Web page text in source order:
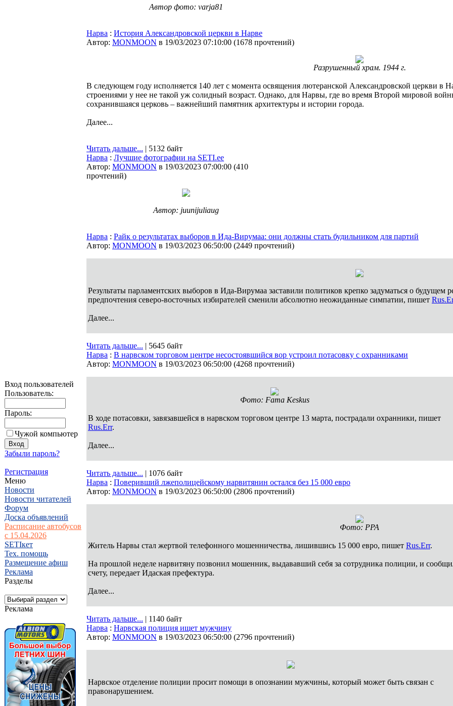
Вход пользователей
Пользователь:
Пароль:
Чужой компьютер
Забыли пароль?
Регистрация
Меню
Новости
Новости читателей
Форум
Доска объявлений
Расписание автобусов
с 15.04.2026
SETIкет
Тех. помощь
Размещение афиш
Реклама
Разделы
Реклама
Автор фото: varja81
Нарва : История Александровской церкви в Нарве
Автор: MONMOON в 19/03/2023 07:10:00 (1678 прочтений)
Разрушенный храм. 1944 г.
В следующем году исполняется 140 лет с момента освящения лютеранской Александровской церкви в
строениями у нее не такой уж солидный возраст. Однако, для Нарвы, где во время Второй мировой
сохранившаяся церковь – важнейший памятник архитектуры и истории города.
Далее...
Читать дальше... | 5132 байт
Нарва : Лучшие фотографии на SETI.ee
Автор: MONMOON в 19/03/2023 07:00:00 (410
прочтений)
Автор: juunijuliaug
Нарва : Райк о результатах выборов в Ида-Вирумаа: они должны стать будильником для партий
Автор: MONMOON в 19/03/2023 06:50:00 (2449 прочтений)
Результаты парламентских выборов в Ида-Вирумаа заставили политиков крепко задуматься о будущем
предпочтения северо-восточных избирателей сменили абсолютно неожиданные симпатии, пишет
Далее...
Читать дальше... | 5645 байт
Нарва : В нарвском торговом центре несостоявшийся вор устроил потасовку с охранниками
Автор: MONMOON в 19/03/2023 06:50:00 (4268 прочтений)
Фото: Fama Keskus
В ходе потасовки, завязавшейся в нарвском торговом центре 13 марта, пострадали охранники, пишет
Rus.Err.
Далее...
Читать дальше... | 1076 байт
Нарва : Поверивший лжеполицейскому нарвитянин остался без 15 000 евро
Автор: MONMOON в 19/03/2023 06:50:00 (2806 прочтений)
Фото: PPA
Житель Нарвы стал жертвой телефонного мошенничества, лишившись 15 000 евро, пишет Rus.Err.
На прошлой неделе нарвитяну позвонил мошенник, выдававший себя за сотрудника полиции, и
счету, передает Идаская префектура.
Далее...
Читать дальше... | 1140 байт
Нарва : Нарвская полиция ищет мужчину
Автор: MONMOON в 19/03/2023 06:50:00 (2796 прочтений)
Нарвское отделение полиции просит помощи в опознании мужчины, который может быть связан с
правонарушением.